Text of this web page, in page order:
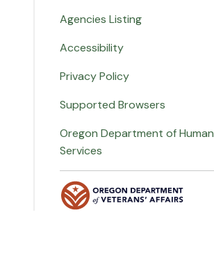
Agencies Listing
Accessibility
Privacy Policy
Supported Browsers
Oregon Department of Human
Services